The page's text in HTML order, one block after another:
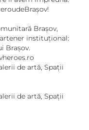
Brașov,
instituțional:
Brașov.
de artă, Spații
de artă, Spații